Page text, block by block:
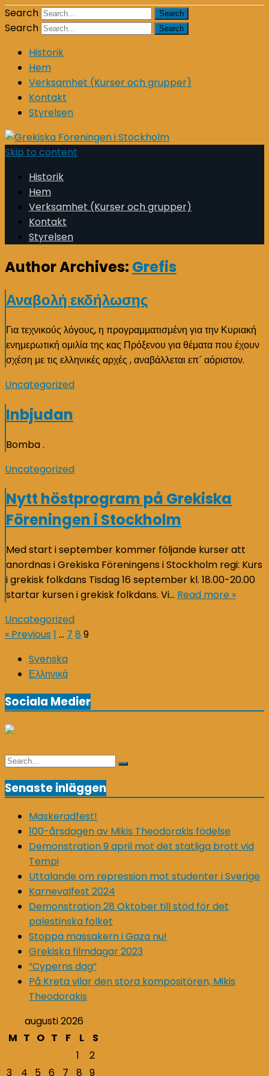
Search
Search
Historik
Hem
Verksamhet (Kurser och grupper)
Kontakt
Styrelsen
Skip to content
Historik
Hem
Verksamhet (Kurser och grupper)
Kontakt
Styrelsen
Author Archives: Grefis
Αναβολή εκδήλωσης
Για τεχνικούς λόγους, η προγραμματισμένη για την Κυριακή
ενημερωτική ομιλία της κας Πρόξενου για θέματα που έχουν
σχέση με τις ελληνικές αρχές , αναβάλλεται επ´ αόριστον.
Uncategorized
Inbjudan
Bomba .
Uncategorized
Nytt höstprogram på Grekiska
Föreningen i Stockholm
Med start i september kommer följande kurser att
anordnas i Grekiska Föreningens i Stockholm regi: Kurs
i grekisk folkdans Tisdag 16 september kl. 18.00-20.00
startar kursen i grekisk folkdans. Vi… Read more »
Uncategorized
Sidnumrering
för
inlägg
« Previous 1 … 7 8 9
Svenska
Ελληνικά
Sociala Medier
Search
Search
Senaste inläggen
Maskeradfest!
100-årsdagen av Mikis Theodorakis födelse
Demonstration 9 april mot det statliga brott vid
Tempi
Uttalande om repression mot studenter i Sverige
Karnevalfest 2024
Demonstration 28 Oktober till stöd för det
palestinska folket
Stoppa massakern i Gaza nu!
Grekiska filmdagar 2023
”Cyperns dag”
På Kreta vilar den stora kompositören, Mikis
Theodorakis
augusti 2026
M T O T F L
S
1
2
3
4 5 6 7 8 9